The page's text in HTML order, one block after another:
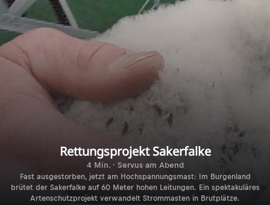
Rettungsprojekt Sakerfalke
4 Min. · Servus am Abend
Fast ausgestorben, jetzt am Hochspannungsmast: Im Burgenland
brütet der Sakerfalke auf 60 Meter hohen Leitungen. Ein spektakuläres
Artenschutzprojekt verwandelt Strommasten in Brutplätze.